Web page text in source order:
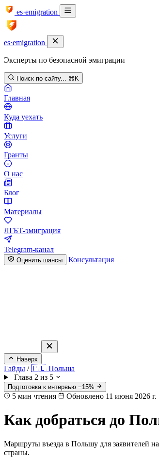
es·emigration
es·emigration
Эксперты по безопасной эмиграции
Поиск по сайту... ⌘K
Главная
Куда уехать
Услуги
Гранты
О нас
Блог
Материалы
ЛГБТ-эмиграция
Telegram-канал
Оценить шансы Консультация
Наверх
Гайды / 🇵🇱 Польша
Глава 2 из 5
Подготовка к интервью −15%
5 мин чтения Обновлено 11 июня 2026 г.
Как добраться до
Маршруты въезда в Польшу для заявителей
страны.